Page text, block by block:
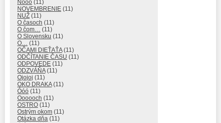
Nooo (11)
NOVEMBRENIE (11)
NUŽ (11)
O časoch (11)
O čom… (11)
O Slovensku (11)
O… (11)
OČAMI DIEŤAŤA(11)
ODČÍTANIE ČASU (11)
ODPOVEDE (11)
ODZVÁŇA(11)
Ojojoj (11)
OKO DRAKA(11)
Óóó (11)
Oooooch (11)
OSTRO (11)
Ostrým okom (11)
Otázka dňa (11)